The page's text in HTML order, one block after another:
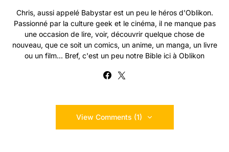
Chris, aussi appelé Babystar est un peu le héros d'Oblikon.
Passionné par la culture geek et le cinéma, il ne manque pas
une occasion de lire, voir, découvrir quelque chose de
nouveau, que ce soit un comics, un anime, un manga, un livre
ou un film... Bref, c'est un peu notre Bible ici à Oblikon
View Comments (1)